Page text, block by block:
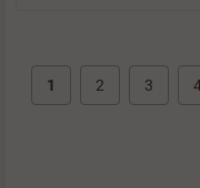
1 2 3